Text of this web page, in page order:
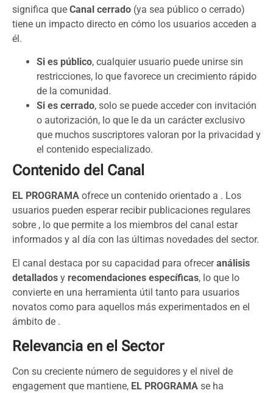
significa que Canal cerrado (ya sea público o cerrado)
tiene un impacto directo en cómo los usuarios acceden a
él.
Si es público, cualquier usuario puede unirse sin
restricciones, lo que favorece un crecimiento rápido
de la comunidad.
Si es cerrado, solo se puede acceder con invitación
o autorización, lo que le da un carácter exclusivo
que muchos suscriptores valoran por la privacidad y
el contenido especializado.
Contenido del Canal
EL PROGRAMA ofrece un contenido orientado a . Los
usuarios pueden esperar recibir publicaciones regulares
sobre , lo que permite a los miembros del canal estar
informados y al día con las últimas novedades del sector.
El canal destaca por su capacidad para ofreceranálisis
detallados y recomendaciones específicas, lo que lo
convierte en una herramienta útil tanto para usuarios
novatos como para aquellos más experimentados en el
ámbito de .
Relevancia en el Sector
Con su creciente número de seguidores y el nivel de
engagement que mantiene, EL PROGRAMA se ha